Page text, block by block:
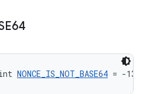
NONCE_IS_NOT_BASE64 = -13